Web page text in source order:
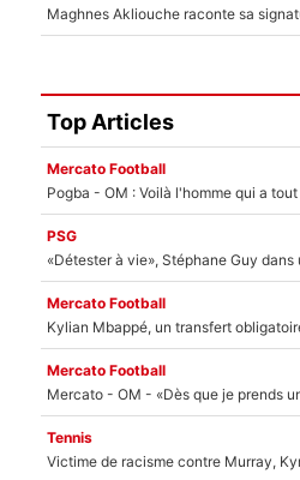
Top Articles
Mercato Football
Pogba - OM : Voilà l'homme qui a
PSG
Mercato Football
Kylian Mbappé, un transfert
Mercato Football
Tennis